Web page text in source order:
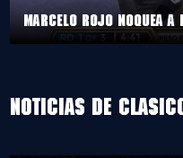
Marcelo Rojo noquea a
Noticias de